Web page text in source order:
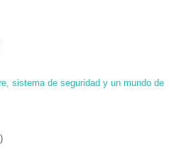
sistema de seguridad y un mundo de